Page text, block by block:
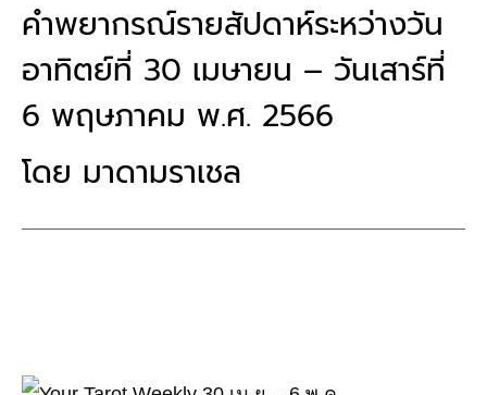
คำพยากรณ์รายสัปดาห์ระหว่างวัน
อาทิตย์ที่ 30 เมษายน – วันเสาร์ที่​
6 พฤษภาคม พ.ศ. 2566
โดย​ มาดามราเชล